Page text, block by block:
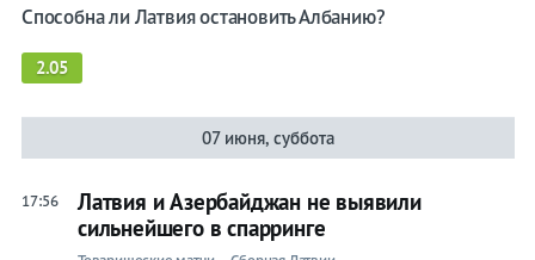
Способна ли Латвия остановить Албанию?
2.05
07 июня, суббота
17:56
Латвия и Азербайджан не выявили
сильнейшего в спарринге